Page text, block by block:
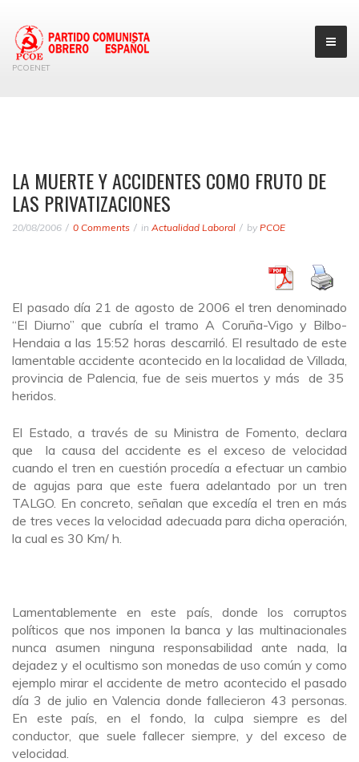
PCOENET
LA MUERTE Y ACCIDENTES COMO FRUTO DE
LAS PRIVATIZACIONES
20/08/2006 0 Comments in Actualidad Laboral by PCOE
El pasado día 21 de agosto de 2006 el tren denominado
“El Diurno” que cubría el tramo A Coruña-Vigo y Bilbo-
Hendaia a las 15:52 horas descarriló. El resultado de este
lamentable accidente acontecido en la localidad de Villada,
provincia de Palencia, fue de seis muertos y más de 35
heridos.
El Estado, a través de su Ministra de Fomento, declara
que la causa del accidente es el exceso de velocidad
cuando el tren en cuestión procedía a efectuar un cambio
de agujas para que este fuera adelantado por un tren
TALGO. En concreto, señalan que excedía el tren en más
de tres veces la velocidad adecuada para dicha operación,
la cual es 30 Km/ h.
Lamentablemente en este país, donde los corruptos
políticos que nos imponen la banca y las multinacionales
nunca asumen ninguna responsabilidad ante nada, la
dejadez y el ocultismo son monedas de uso común y como
ejemplo mirar el accidente de metro acontecido el pasado
día 3 de julio en Valencia donde fallecieron 43 personas.
En este país, en el fondo, la culpa siempre es del
conductor, que suele fallecer siempre, y del exceso de
velocidad.